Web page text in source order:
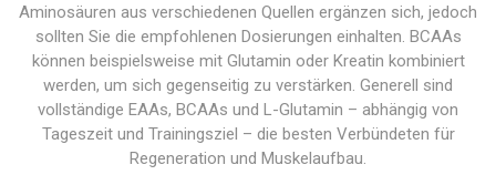
Aminosäuren aus verschiedenen Quellen ergänzen sich, jedoch
sollten Sie die empfohlenen Dosierungen einhalten. BCAAs
können beispielsweise mit Glutamin oder Kreatin kombiniert
werden, um sich gegenseitig zu verstärken. Generell sind
vollständige EAAs, BCAAs und L-Glutamin – abhängig von
Tageszeit und Trainingsziel – die besten Verbündeten für
Regeneration und Muskelaufbau.